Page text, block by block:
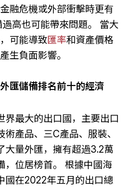
融危機或外部衝擊時更有
高也可能帶來問題。 當大
可能導致匯率和資產價格
生負面影響。
匯儲備排名前十的經濟
界最大的出口國，主要出口
產品、三C產品、服裝、
大量外匯，擁有超過3.2萬
，位居榜首。 根據中國海
國在2022年五月的出口總